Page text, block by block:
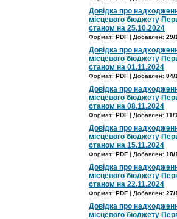
Довідка про
місцевого бюджету
станом на 25.10.2024
Формат: PDF | Добавлен: 29/
Довідка про
місцевого бюджету
станом на 01.11.2024
Формат: PDF | Добавлен: 04/
Довідка про
місцевого бюджету
станом на 08.11.2024
Формат: PDF | Добавлен: 11/
Довідка про
місцевого бюджету
станом на 15.11.2024
Формат: PDF | Добавлен: 18/
Довідка про
місцевого бюджету
станом на 22.11.2024
Формат: PDF | Добавлен: 27/
Довідка про
місцевого бюджету